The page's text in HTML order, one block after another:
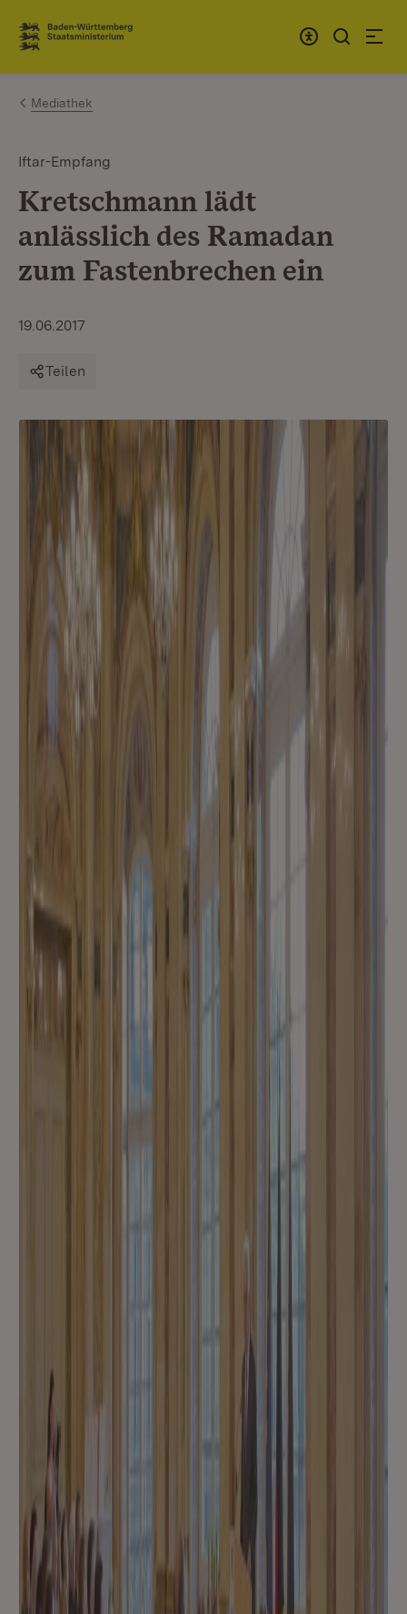
Zum Inhalt springen
Link zur Startseite
Mediathek
Iftar-Empfang
Kretschmann lädt
anlässlich des Ramadan
zum Fastenbrechen ein
19.06.2017
Teilen